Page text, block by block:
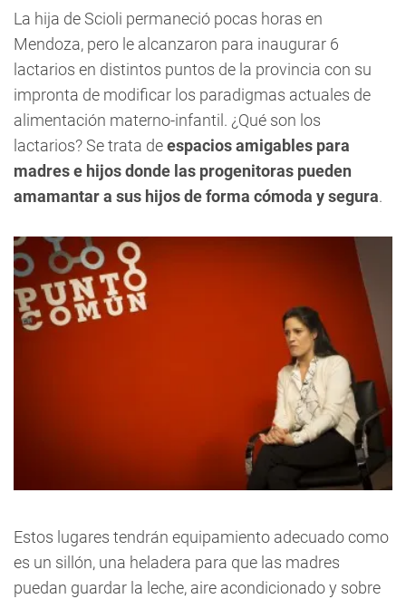
La hija de Scioli permaneció pocas horas en
Mendoza, pero le alcanzaron para inaugurar 6
lactarios en distintos puntos de la provincia con su
impronta de modificar los paradigmas actuales de
alimentación materno-infantil. ¿Qué son los
lactarios? Se trata deespacios amigables para
madres e hijos donde las progenitoras pueden
amamantar a sus hijos de forma cómoda y segura.
Estos lugares tendrán equipamiento adecuado como
es un sillón, una heladera para que las madres
puedan guardar la leche, aire acondicionado y sobre